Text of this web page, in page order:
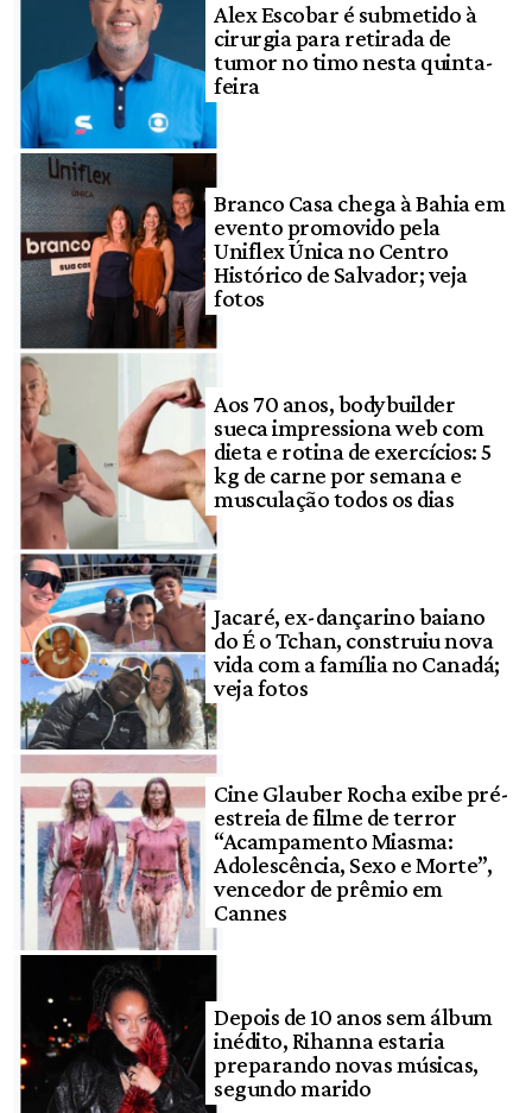
Alex Escobar é submetido à
cirurgia para retirada de
tumor no timo nesta quinta-
feira
Branco Casa chega à Bahia em
evento promovido pela
Uniflex Única no Centro
Histórico de Salvador; veja
fotos
Aos 70 anos, bodybuilder
sueca impressiona web com
dieta e rotina de exercícios: 5
kg de carne por semana e
musculação todos os dias
Jacaré, ex-dançarino baiano
do É o Tchan, construiu nova
vida com a família no Canadá;
veja fotos
Cine Glauber Rocha exibe pré-
estreia de filme de terror
“Acampamento Miasma:
Adolescência, Sexo e Morte”,
vencedor de prêmio em
Cannes
Depois de 10 anos sem álbum
inédito, Rihanna estaria
preparando novas músicas,
segundo marido